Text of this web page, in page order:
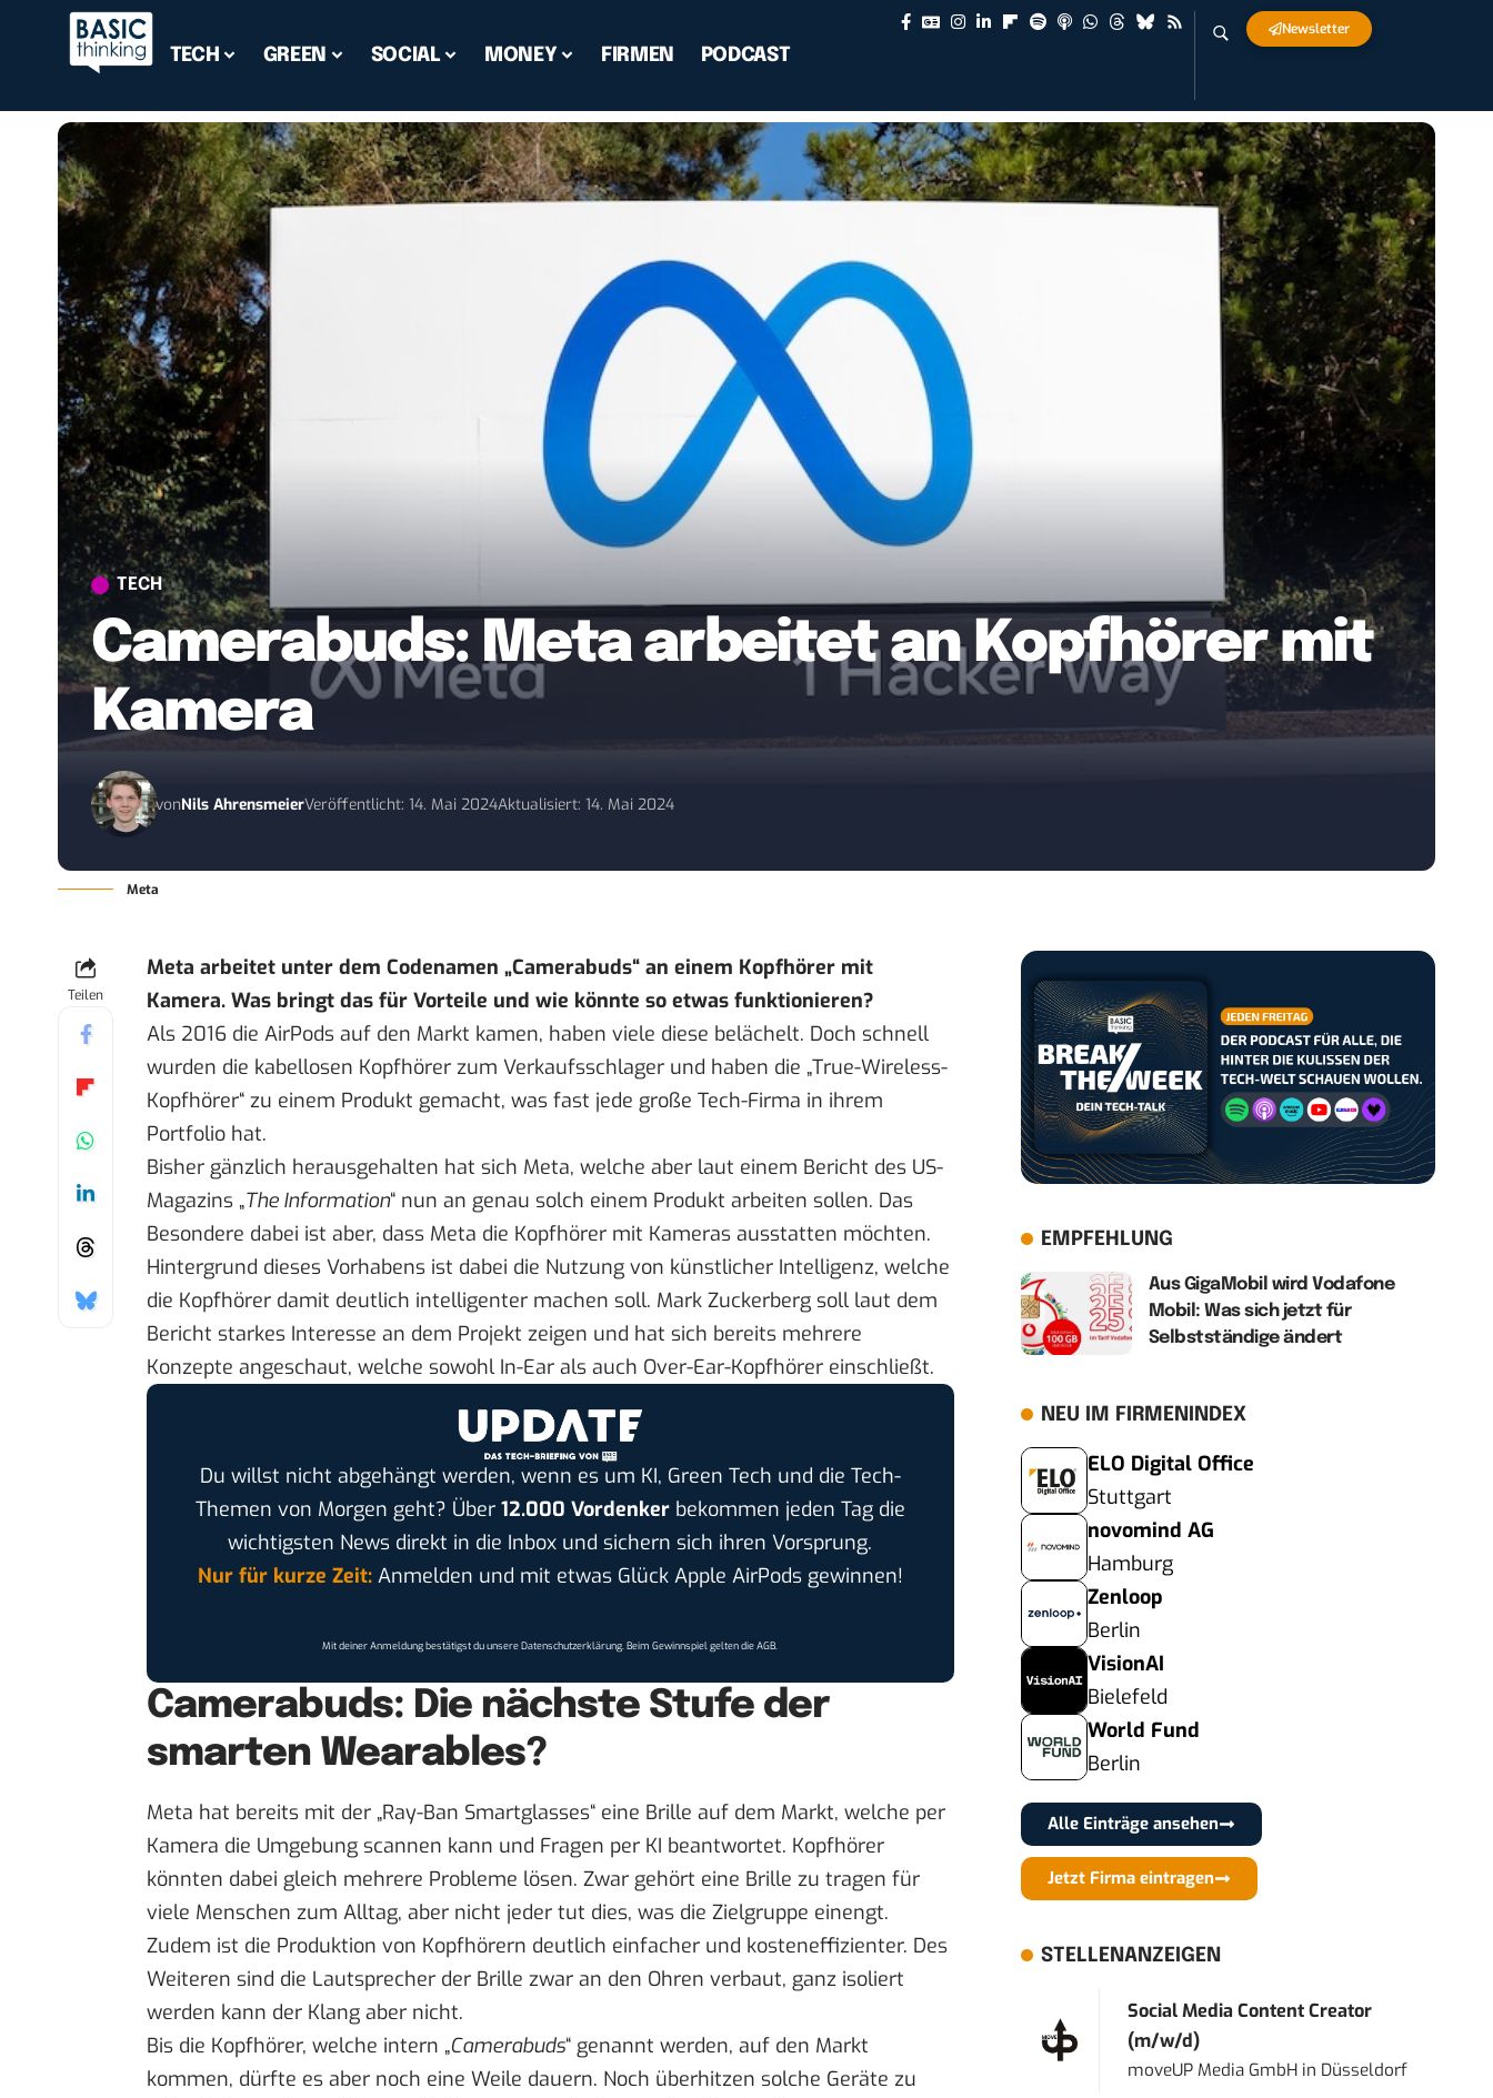
TECH GREEN SOCIAL MONEY FIRMEN PODCAST
Newsletter
TECH
Camerabuds: Meta arbeitet an Kopfhörer mit
Kamera
vonNils AhrensmeierVeröffentlicht: 14. Mai 2024Aktualisiert: 14. Mai 2024
Meta
Teilen
Meta arbeitet unter dem Codenamen „Camerabuds“ an einem Kopfhörer mit
Kamera. Was bringt das für Vorteile und wie könnte so etwas funktionieren?
Als 2016 die AirPods auf den Markt kamen, haben viele diese belächelt. Doch schnell
wurden die kabellosen Kopfhörer zum Verkaufsschlager und haben die „True-Wireless-
Kopfhörer“ zu einem Produkt gemacht, was fast jede große Tech-Firma in ihrem
Portfolio hat.
Bisher gänzlich herausgehalten hat sich Meta, welche aber laut einem Bericht des US-
Magazins „The Information“ nun an genau solch einem Produkt arbeiten sollen. Das
Besondere dabei ist aber, dass Meta die Kopfhörer mit Kameras ausstatten möchten.
Hintergrund dieses Vorhabens ist dabei die Nutzung von künstlicher Intelligenz, welche
die Kopfhörer damit deutlich intelligenter machen soll. Mark Zuckerberg soll laut dem
Bericht starkes Interesse an dem Projekt zeigen und hat sich bereits mehrere
Konzepte angeschaut, welche sowohl In-Ear als auch Over-Ear-Kopfhörer einschließt.
Du willst nicht abgehängt werden, wenn es um KI, Green Tech und die Tech-
Themen von Morgen geht? Über 12.000 Vordenkerbekommen jeden Tag die
wichtigsten News direkt in die Inbox und sichern sich ihren Vorsprung.
Nur für kurze Zeit:Anmelden und mit etwas Glück Apple AirPods gewinnen!
Mit deiner Anmeldung bestätigst du unsereDatenschutzerklärung. Beim Gewinnspiel gelten dieAGB.
Camerabuds: Die nächste Stufe der
smarten Wearables?
Meta hat bereits mit der „Ray-Ban Smartglasses“ eine Brille auf dem Markt, welche per
Kamera die Umgebung scannen kann und Fragen per KI beantwortet. Kopfhörer
könnten dabei gleich mehrere Probleme lösen. Zwar gehört eine Brille zu tragen für
viele Menschen zum Alltag, aber nicht jeder tut dies, was die Zielgruppe einengt.
Zudem ist die Produktion von Kopfhörern deutlich einfacher und kosteneffizienter. Des
Weiteren sind die Lautsprecher der Brille zwar an den Ohren verbaut, ganz isoliert
werden kann der Klang aber nicht.
Bis die Kopfhörer, welche intern „Camerabuds“ genannt werden, auf den Markt
kommen, dürfte es aber noch eine Weile dauern. Noch überhitzen solche Geräte zu
EMPFEHLUNG
Aus GigaMobil wird Vodafone
Mobil: Was sich jetzt für
Selbstständige ändert
NEU IM FIRMENINDEX
ELO Digital Office
Stuttgart
novomind AG
Hamburg
Zenloop
Berlin
VisionAI
Bielefeld
World Fund
Berlin
Alle Einträge ansehen
Jetzt Firma eintragen
STELLENANZEIGEN
Social Media Content Creator
(m/w/d)
moveUP Media GmbH in Düsseldorf